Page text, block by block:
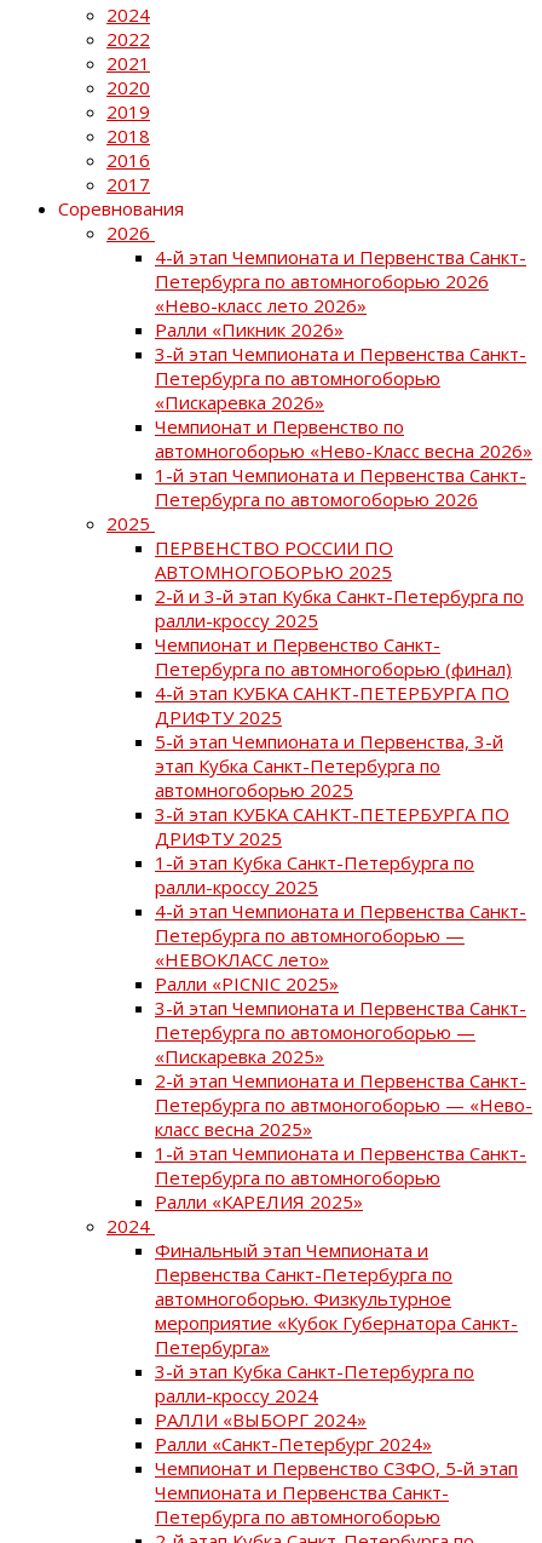
2024
2022
2021
2020
2019
2018
2016
2017
Соревнования
2026
4-й этап Чемпионата и Первенства Санкт-
Петербурга по автомногоборью 2026
«Нево-класс лето 2026»
Ралли «Пикник 2026»
3-й этап Чемпионата и Первенства Санкт-
Петербурга по автомногоборью
«Пискаревка 2026»
Чемпионат и Первенство по
автомногоборью «Нево-Класс весна 2026»
1-й этап Чемпионата и Первенства Санкт-
Петербурга по автомогоборью 2026
2025
ПЕРВЕНСТВО РОССИИ ПО
АВТОМНОГОБОРЬЮ 2025
2-й и 3-й этап Кубка Санкт-Петербурга по
ралли-кроссу 2025
Чемпионат и Первенство Санкт-
Петербурга по автомногоборью (финал)
4-й этап КУБКА САНКТ-ПЕТЕРБУРГА ПО
ДРИФТУ 2025
5-й этап Чемпионата и Первенства, 3-й
этап Кубка Санкт-Петербурга по
автомногоборью 2025
3-й этап КУБКА САНКТ-ПЕТЕРБУРГА ПО
ДРИФТУ 2025
1-й этап Кубка Санкт-Петербурга по
ралли-кроссу 2025
4-й этап Чемпионата и Первенства Санкт-
Петербурга по автомногоборью —
«НЕВОКЛАСС лето»
Ралли «PICNIC 2025»
3-й этап Чемпионата и Первенства Санкт-
Петербурга по автомоногоборью —
«Пискаревка 2025»
2-й этап Чемпионата и Первенства Санкт-
Петербурга по автмоногоборью — «Нево-
класс весна 2025»
1-й этап Чемпионата и Первенства Санкт-
Петербурга по автомногоборью
Ралли «КАРЕЛИЯ 2025»
2024
Финальный этап Чемпионата и
Первенства Санкт-Петербурга по
автомногоборью. Физкультурное
мероприятие «Кубок Губернатора Санкт-
Петербурга»
3-й этап Кубка Санкт-Петербурга по
ралли-кроссу 2024
РАЛЛИ «ВЫБОРГ 2024»
Ралли «Санкт-Петербург 2024»
Чемпионат и Первенство СЗФО, 5-й этап
Чемпионата и Первенства Санкт-
Петербурга по автомногоборью